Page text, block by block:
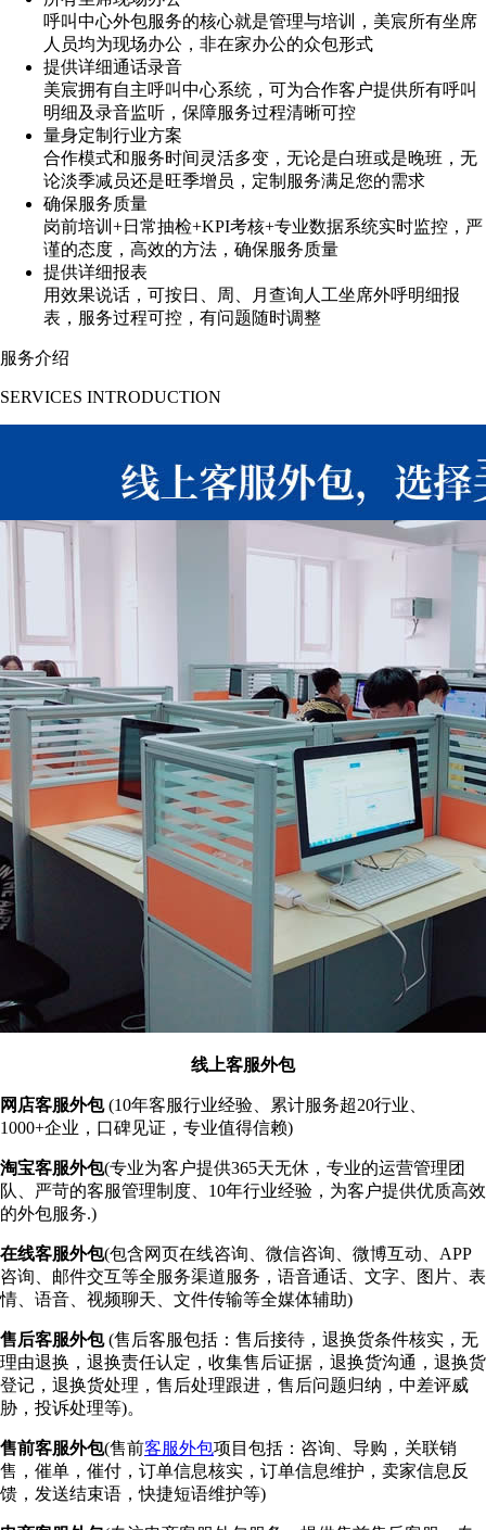
呼叫中心外包服务的核心就是管理与培训，美宸所有坐席
人员均为现场办公，非在家办公的众包形式
提供详细通话录音
美宸拥有自主呼叫中心系统，可为合作客户提供所有呼叫
明细及录音监听，保障服务过程清晰可控
量身定制行业方案
合作模式和服务时间灵活多变，无论是白班或是晚班，无
论淡季减员还是旺季增员，定制服务满足您的需求
确保服务质量
岗前培训+日常抽检+KPI考核+专业数据系统实时监控，严
谨的态度，高效的方法，确保服务质量
提供详细报表
用效果说话，可按日、周、月查询人工坐席外呼明细报
表，服务过程可控，有问题随时调整
服务介绍
SERVICES INTRODUCTION
线上客服外包
网店客服外包(10年客服行业经验、累计服务超20行业、
1000+企业，口碑见证，专业值得信赖)
淘宝客服外包(专业为客户提供365天无休，专业的运营管理团
队、严苛的客服管理制度、10年行业经验，为客户提供优质高效
的外包服务.)
在线客服外包(包含网页在线咨询、微信咨询、微博互动、APP
咨询、邮件交互等全服务渠道服务，语音通话、文字、图片、表
情、语音、视频聊天、文件传输等全媒体辅助)
售后客服外包(售后客服包括：售后接待，退换货条件核实，无
理由退换，退换责任认定，收集售后证据，退换货沟通，退换货
登记，退换货处理，售后处理跟进，售后问题归纳，中差评威
胁，投诉处理等)。
售前客服外包(售前客服外包项目包括：咨询、导购，关联销
售，催单，催付，订单信息核实，订单信息维护，卖家信息反
馈，发送结束语，快捷短语维护等)